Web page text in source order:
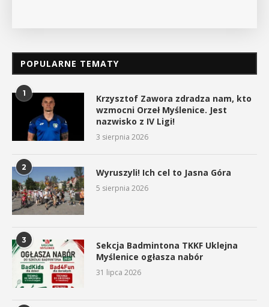
POPULARNE TEMATY
1
Krzysztof Zawora zdradza nam, kto
wzmocni Orzeł Myślenice. Jest
nazwisko z IV Ligi!
3 sierpnia 2026
2 Wyruszyli! Ich cel to Jasna Góra
5 sierpnia 2026
3
Sekcja Badmintona TKKF Uklejna
Myślenice ogłasza nabór
31 lipca 2026